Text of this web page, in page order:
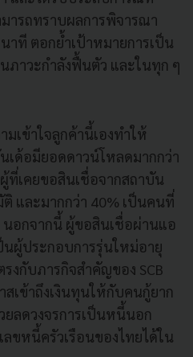
ารถทราบผลการพิจารณา
าที ตอกย้ำเป้าหมายการเป็น
ภาวะกำลังฟื้นตัว และในทุก ๆ
เข้าใจลูกค้านี้เองทำให้
ด้อมียอดดาวน์โหลดมากกว่า
ที่เคยขอสินเชื่อจากสถาบัน
และมากกว่า 40% เป็นคนที่
อกจากนี้ ผู้ขอสินเชื่อผ่านแอ
นผู้ประกอบการรุ่นใหม่อายุ
งกับภารกิจสำคัญของ SCB
สเข้าถึงเงินทุนให้กับคนกู้ยาก
ลดวงจรการเป็นหนี้นอก
ขหนี้ครัวเรือนของไทยได้ใน